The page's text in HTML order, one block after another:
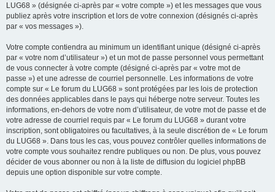
LUG68 » (désignée ci-après par « votre compte ») et les messages que vous
publiez après votre inscription et lors de votre connexion (désignés ci-après
par « vos messages »).
Votre compte contiendra au minimum un identifiant unique (désigné ci-après
par « votre nom d’utilisateur ») et un mot de passe personnel vous permettant
de vous connecter à votre compte (désigné ci-après par « votre mot de
passe ») et une adresse de courriel personnelle. Les informations de votre
compte sur « Le forum du LUG68 » sont protégées par les lois de protection
des données applicables dans le pays qui héberge notre serveur. Toutes les
informations, en-dehors de votre nom d’utilisateur, de votre mot de passe et de
votre adresse de courriel requis par « Le forum du LUG68 » durant votre
inscription, sont obligatoires ou facultatives, à la seule discrétion de « Le forum
du LUG68 ». Dans tous les cas, vous pouvez contrôler quelles informations de
votre compte vous souhaitez rendre publiques ou non. De plus, vous pouvez
décider de vous abonner ou non à la liste de diffusion du logiciel phpBB
depuis une option disponible sur votre compte.